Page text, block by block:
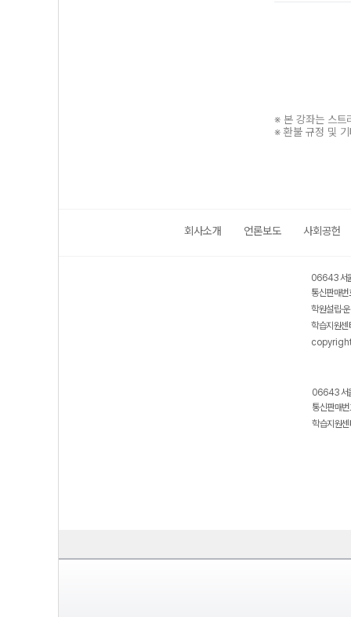
※ 본 강좌는 스트
※ 환불 규정 및
회사소개 언론보도 사회공헌
06643 서
통신판매
학원설립·
학습지원
06643 서
통신판매
학습지원